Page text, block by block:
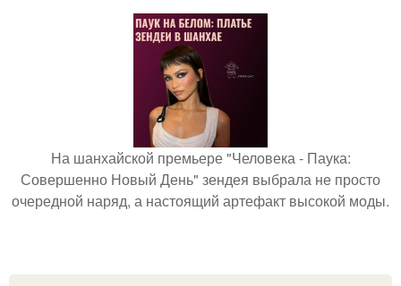
На шанхайской премьере "Человека - Паука:
Совершенно Новый День" зендея выбрала не просто
очередной наряд, а настоящий артефакт высокой моды.